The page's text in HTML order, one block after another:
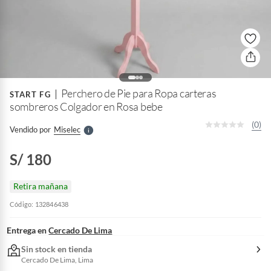
START FG
Perchero de Pie para Ropa carteras
sombreros Colgador en Rosa bebe
Vendido por MiselecS
l
e
(0)
S/ 180
Retira mañana
Código: 132846438
Entrega en Cercado De Lima
Sin stock en tienda
Cercado De Lima, Lima